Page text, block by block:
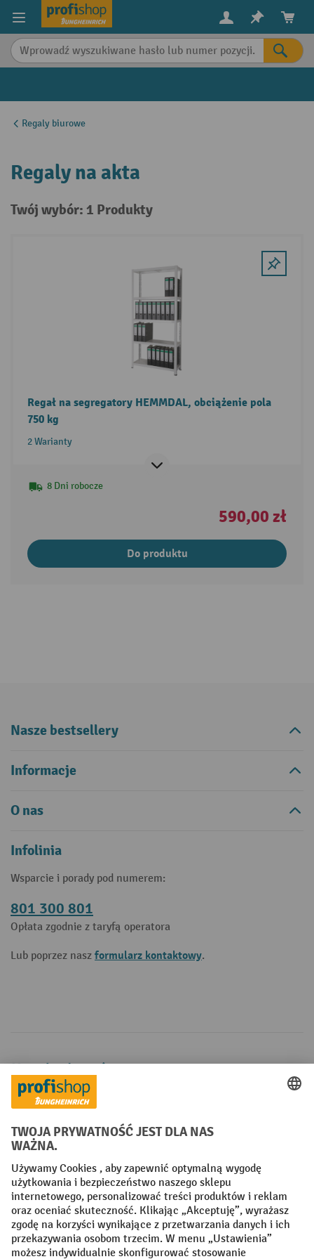
content
Regaly biurowe
Regaly na akta
Twój wybór: 1 Produkty
Regał na segregatory HEMMDAL, obciążenie pola
750 kg
2 Warianty
8 Dni robocze
590,00 zł
Do produktu
Nasze bestsellery
Informacje
O nas
Infolinia
Wsparcie i porady pod numerem:
801 300 801
Opłata zgodnie z taryfą operatora
Lub poprzez nasz formularz kontaktowy.
Metody płatności
Creditcard (Master)Creditcard (Visa)
Factura Przedpłata
Sieci społecznościowe
Facebook
YouTube
LinkedIn
Instagram